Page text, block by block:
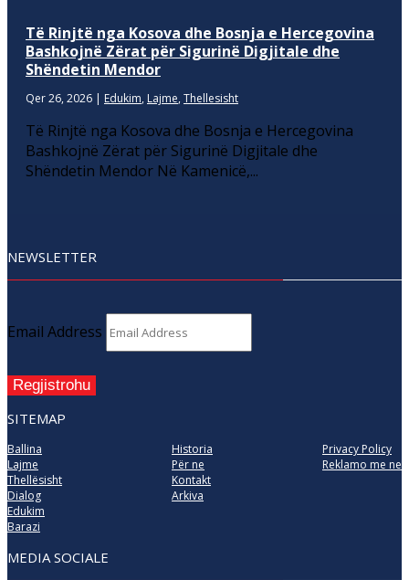
Të Rinjtë nga Kosova dhe Bosnja e Hercegovina
Bashkojnë Zërat për Sigurinë Digjitale dhe
Shëndetin Mendor
Qer 26, 2026 | Edukim, Lajme, Thellesisht
Të Rinjtë nga Kosova dhe Bosnja e Hercegovina
Bashkojnë Zërat për Sigurinë Digjitale dhe
Shëndetin Mendor Në Kamenicë,...
NEWSLETTER
Email Address
Regjistrohu
SITEMAP
Ballina
Lajme
Thellësisht
Dialog
Edukim
Barazi
Historia
Për ne
Kontakt
Arkiva
Privacy Policy
Reklamo me ne
MEDIA SOCIALE